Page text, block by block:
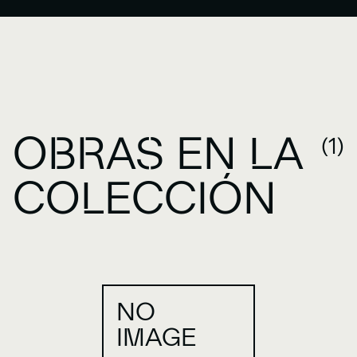
OBRAS EN LA
COLECCIÓN
(1)
NO
IMAGE